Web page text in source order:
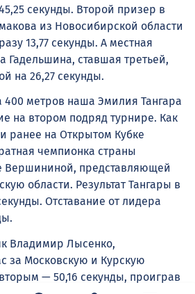
секунды. Второй призер в
из Новосибирской области
13,77 секунды. А местная
Гадельшина, ставшая третьей,
на 26,27 секунды.
400 метров наша Эмилия Тангара
на втором подряд турнире. Как
ранее на Открытом Кубке
чемпионка страны
Вершининой, представляющей
области. Результат Тангары в
Отставание от лидера
Владимир Лысенко,
за Московскую и Курскую
— 50,16 секунды, проиграв